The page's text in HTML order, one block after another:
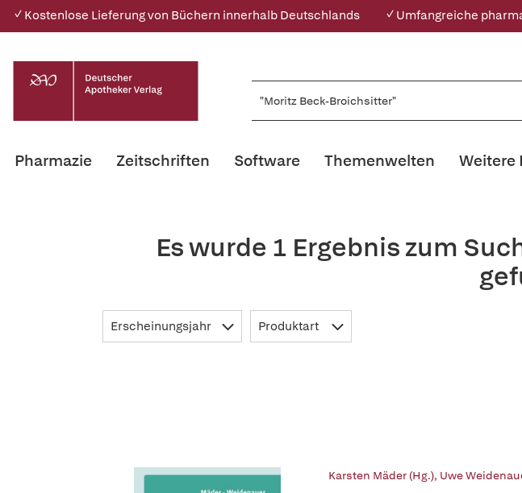
✓ Kostenlose Lieferung von Büchern innerhalb Deutschlands ✓ Umfangreiche
Pharmazie Zeitschriften Software Themenwelten Weitere
Es wurde 1 Ergebnis zum
Erscheinungsjahr Produktart
Karsten Mäder (Hg.), Uwe